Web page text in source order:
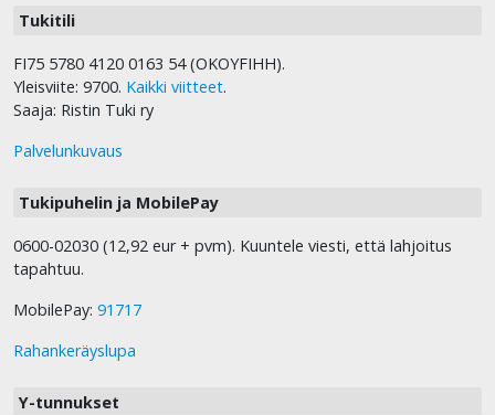
Tukitili
FI75 5780 4120 0163 54 (OKOYFIHH).
Yleisviite: 9700. Kaikki viitteet.
Saaja: Ristin Tuki ry
Palvelunkuvaus
Tukipuhelin ja MobilePay
0600-02030 (12,92 eur + pvm). Kuuntele viesti, että lahjoitus
tapahtuu.
MobilePay: 91717
Rahankeräyslupa
Y-tunnukset